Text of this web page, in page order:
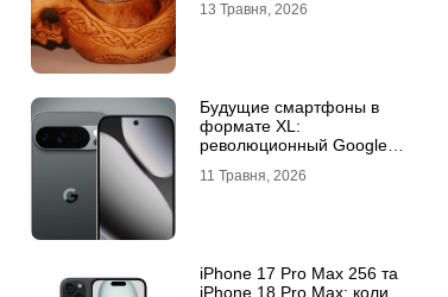
13 Травня, 2026
Будущие смартфоны в
формате XL:
революционный Google
11 Травня, 2026
iРhone 17 Рro Мax 256 та
iРhone 18 Рro Мax: коли